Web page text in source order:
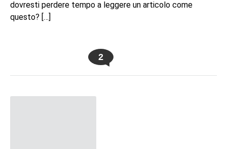
dovresti perdere tempo a leggere un articolo come
questo? […]
2